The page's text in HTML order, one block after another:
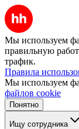
Мы используем
правильную
трафик.
Правила
Мы используем
файлов cookie
Понятно
Ищу сотрудника